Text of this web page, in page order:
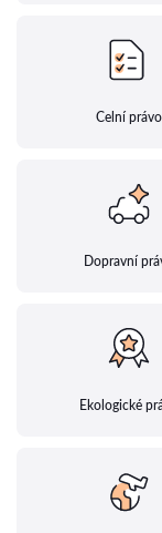
Celní právo
Dopravní
Ekologické